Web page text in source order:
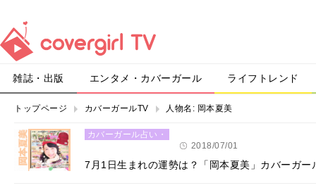
雑誌・出版 エンタメ・カバーガール ライフトレンド
トップページ カバーガールTV 人物名: 岡本夏美
カバーガール占い・
2018/07/01
7月1日生まれの運勢は？「岡本夏美」カバーガー